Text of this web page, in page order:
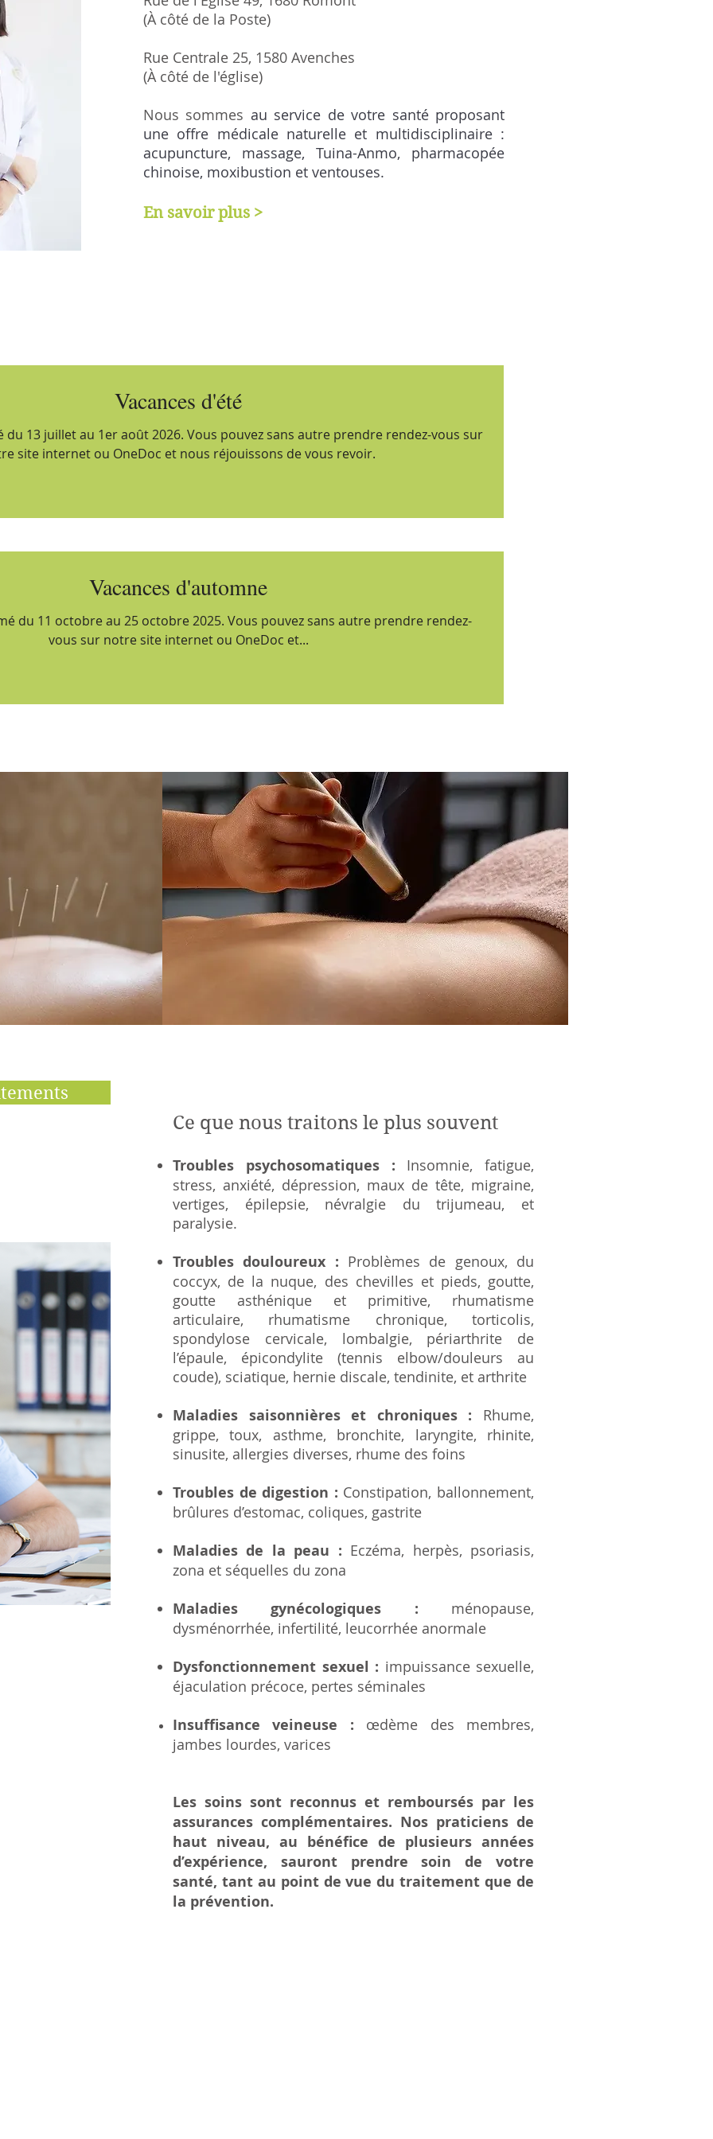
(À côté de la Poste)
Rue Centrale 25, 1580 Avenches
(À côté de l'église)
Nous sommes au service de votre santé proposant
une offre médicale naturelle et multidisciplinaire :
acupuncture, massage, Tuina-Anmo, pharmacopée
chinoise, moxibustion et ventouses.
En savoir plus >
Vacances d'été
du 13 juillet au 1er août 2026. Vous pouvez sans autre prendre rendez-vous sur
site internet ou OneDoc et nous réjouissons de vous revoir.
Vacances d'automne
du 11 octobre au 25 octobre 2025. Vous pouvez sans autre prendre rendez-
vous sur notre site internet ou OneDoc et...
Ce que nous traitons le plus souvent
Troubles psychosomatiques : Insomnie, fatigue,
stress, anxiété, dépression, maux de tête, migraine,
vertiges, épilepsie, névralgie du trijumeau, et
paralysie.
Troubles douloureux : Problèmes de genoux, du
coccyx, de la nuque, des chevilles et pieds​, goutte,
goutte asthénique et primitive, rhumatisme
articulaire, rhumatisme chronique, torticolis,
spondylose cervicale, lombalgie, périarthrite de
l’épaule, épicondylite (tennis elbow/douleurs au
coude), sciatique, hernie discale, tendinite, et arthrite
Maladies saisonnières et chroniques : Rhume,
grippe, toux, asthme, bronchite, laryngite, rhinite,
sinusite, allergies diverses, rhume des foins
Troubles de digestion : Constipation, ballonnement,
brûlures d’estomac, coliques, gastrite
Maladies de la peau : Eczéma, herpès, psoriasis,
zona et séquelles du zona
Maladies gynécologiques : ménopause,
dysménorrhée, infertilité, leucorrhée anormale
Dysfonctionnement sexuel : impuissance sexuelle,
éjaculation précoce, pertes séminales
Insuffisance veineuse : œdème des membres,
jambes lourdes, varices
Les soins sont reconnus et remboursés par les
assurances complémentaires. Nos praticiens de
haut niveau, au bénéfice de plusieurs années
d’expérience, sauront prendre soin de votre
santé, tant au point de vue du traitement que de
la prévention.